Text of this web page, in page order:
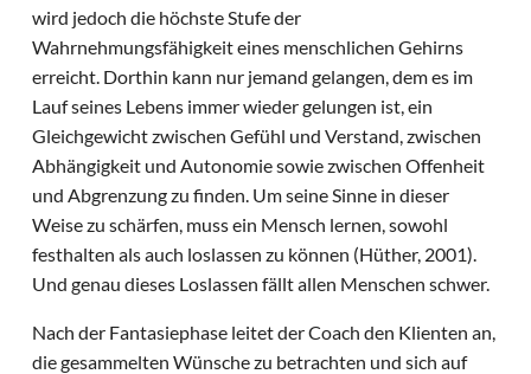
wird jedoch die höchste Stufe der
Wahrnehmungsfähigkeit eines menschlichen Gehirns
erreicht. Dorthin kann nur jemand gelangen, dem es im
Lauf seines Lebens immer wieder gelungen ist, ein
Gleichgewicht zwischen Gefühl und Verstand, zwischen
Abhängigkeit und Autonomie sowie zwischen Offenheit
und Abgrenzung zu finden. Um seine Sinne in dieser
Weise zu schärfen, muss ein Mensch lernen, sowohl
festhalten als auch loslassen zu können (Hüther, 2001).
Und genau dieses Loslassen fällt allen Menschen schwer.
Nach der Fantasiephase leitet der Coach den Klienten an,
die gesammelten Wünsche zu betrachten und sich auf